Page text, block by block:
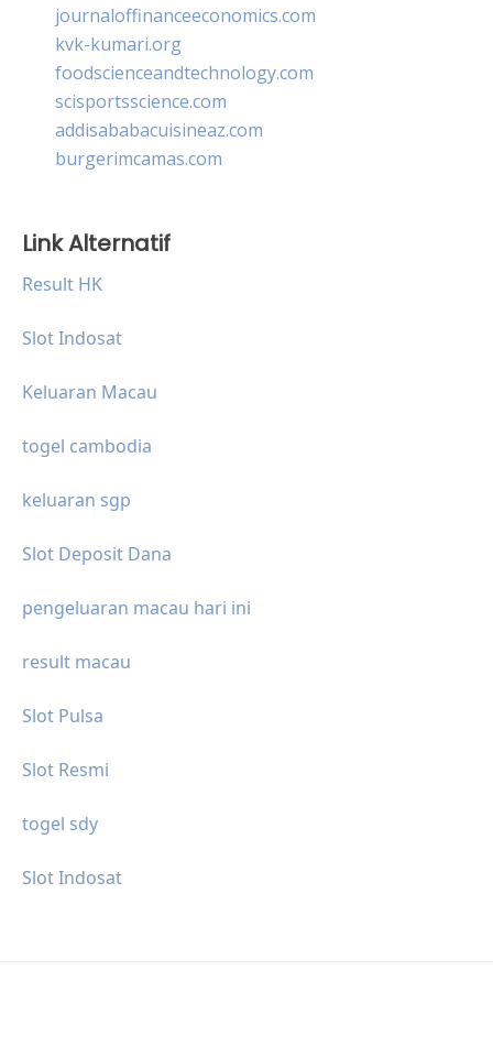
journaloffinanceeconomics.com
kvk-kumari.org
foodscienceandtechnology.com
scisportsscience.com
addisababacuisineaz.com
burgerimcamas.com
Link Alternatif
Result HK
Slot Indosat
Keluaran Macau
togel cambodia
keluaran sgp
Slot Deposit Dana
pengeluaran macau hari ini
result macau
Slot Pulsa
Slot Resmi
togel sdy
Slot Indosat